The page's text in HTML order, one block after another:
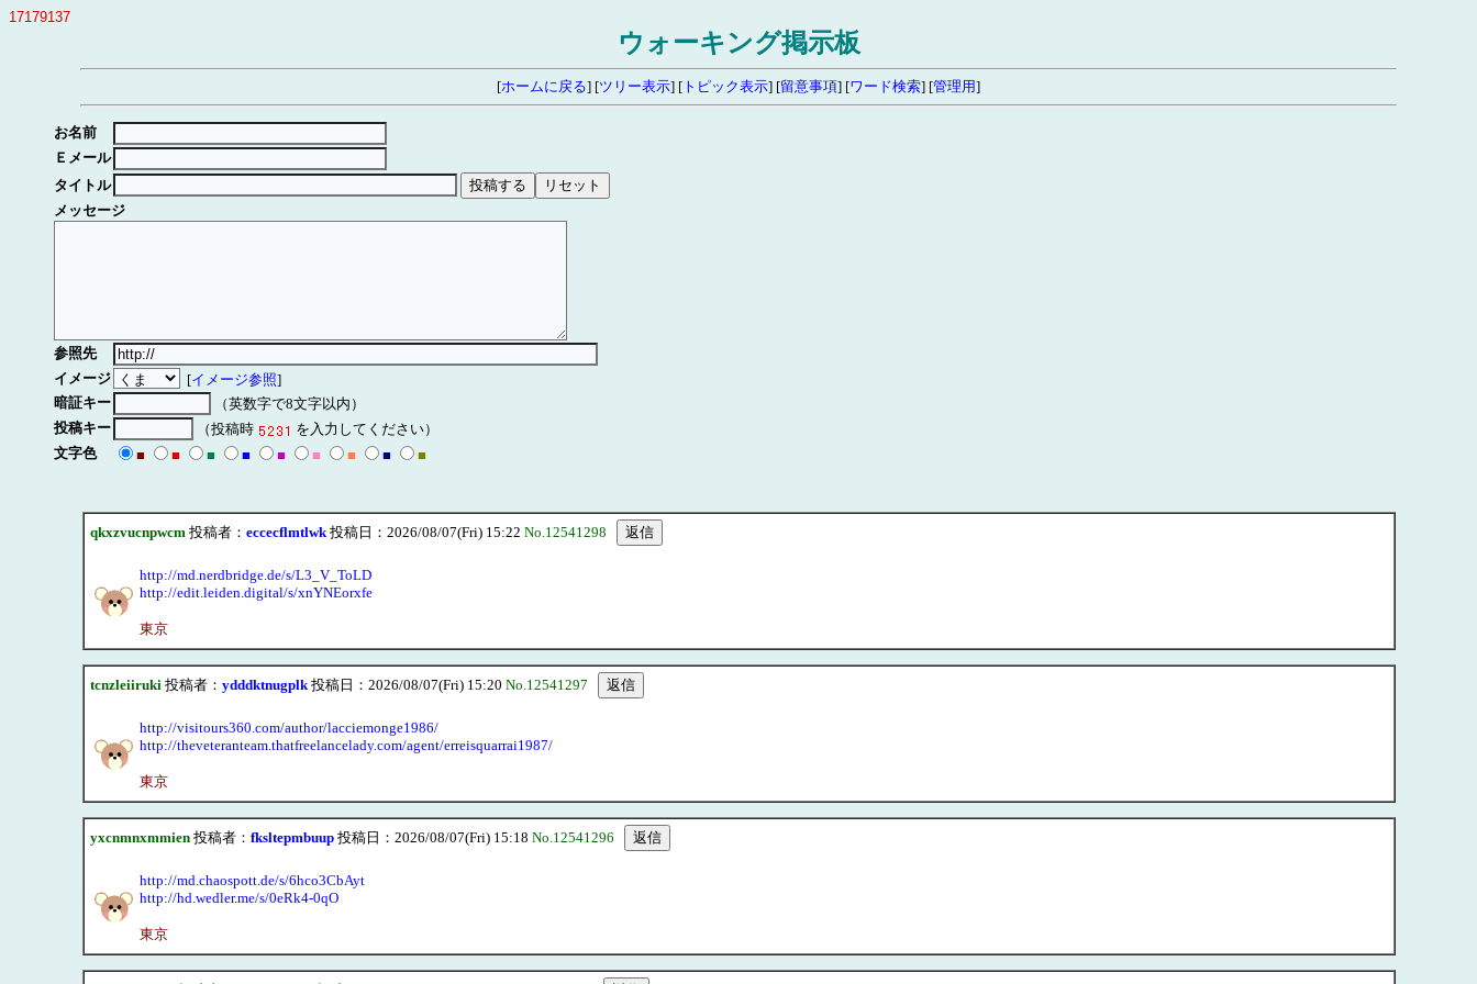
17179137
ウォーキング掲示板
[ホームに戻る] [ツリー表示] [ トピック表示] [留意事項] [ワード検索] [管理用]
お名前
Ｅメール
タイトル
メッセージ
参照先
イメージ
[イメージ参照]
暗証キー
（英数字で8文字以内）
投稿キー
（投稿時
を入力してください）
文字色
■ ■ ■ ■ ■ ■ ■ ■ ■
qkxzvucnpwcm 投稿者： eccecflmtlwk投稿日：2026/08/07(Fri) 15:22 No.12541298
http://md.nerdbridge.de/s/L3_V_ToLD
http://edit.leiden.digital/s/xnYNEorxfe
東京
tcnzleiiruki 投稿者： ydddktnugplk投稿日：2026/08/07(Fri) 15:20 No.12541297
http://visitours360.com/author/lacciemonge1986/
http://theveteranteam.thatfreelancelady.com/agent/erreisquarrai1987/
東京
yxcnmnxmmien投稿者： fksltepmbuup投稿日：2026/08/07(Fri) 15:18 No.12541296
http://md.chaospott.de/s/6hco3CbAyt
http://hd.wedler.me/s/0eRk4-0qO
東京